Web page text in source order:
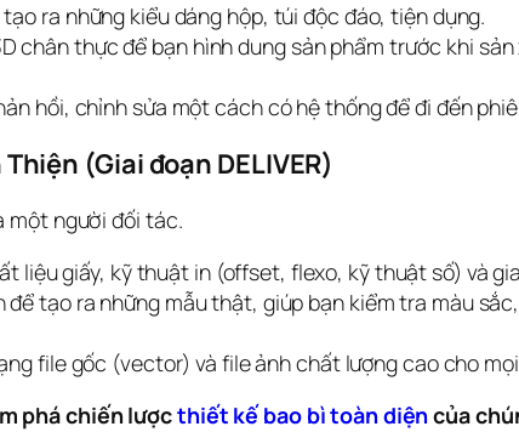
ra những kiểu dáng hộp, túi độc đáo, tiện dụng.
chân thực để bạn hình dung sản phẩm trước khi
hồi, chỉnh sửa một cách có hệ thống để đi đến
(Giai đoạn DELIVER)
một người đối tác.
liệu giấy, kỹ thuật in (offset, flexo, kỹ thuật số) và
để tạo ra những mẫu thật, giúp bạn kiểm tra màu
file gốc (vector) và file ảnh chất lượng cao cho
phá chiến lược thiết kế bao bì toàn diện của